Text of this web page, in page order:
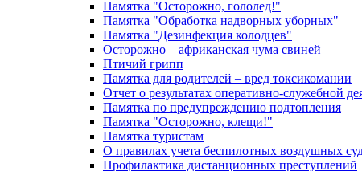
Памятка "Осторожно, гололед!"
Памятка "Обработка надворных уборных"
Памятка "Дезинфекция колодцев"
Осторожно – африканская чума свиней
Птичий грипп
Памятка для родителей – вред токсикомании
Отчет о результатах оперативно-служебной
Памятка по предупреждению подтопления
Памятка "Осторожно, клещи!"
Памятка туристам
О правилах учета беспилотных воздушных
Профилактика дистанционных преступлений